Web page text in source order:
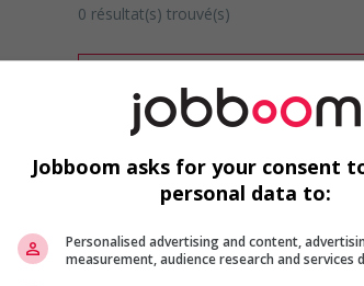
0 résultat(s) trouvé(s)
Désolé, cette recherche n'a
Veuillez faire une nouvelle
Vous pouvez en tout
ou chercher un poste
inscrivantcomme membre
Jobboom asks for your consent
personal data to:
Personalised advertising and content,
measurement, audience research and services